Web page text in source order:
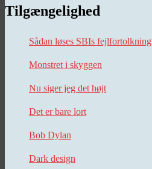
Tilgængelighed
Sådan løses SBIs fejlfortolkning
Monstret i skyggen
Nu siger jeg det højt
Det er bare lort
Bob Dylan
Dark design